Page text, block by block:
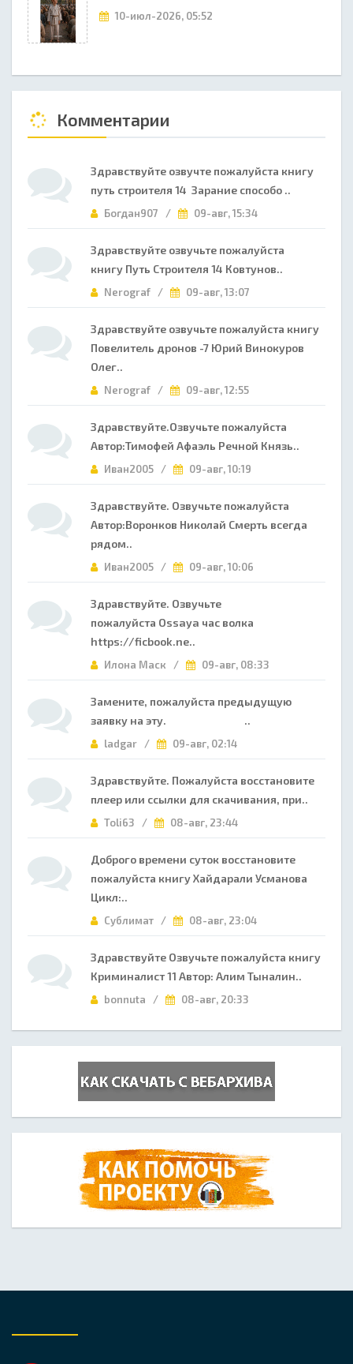
10-июл-2026, 05:52
Комментарии
Здравствуйте озвучте пожалуйста книгу
путь строителя 14 Зарание способо ..
Богдан907 / 09-авг, 15:34
Здравствуйте озвучьте пожалуйста
книгу Путь Строителя 14 Ковтунов..
Nerograf / 09-авг, 13:07
Здравствуйте озвучьте пожалуйста книгу
Повелитель дронов -7 Юрий Винокуров
Олег..
Nerograf / 09-авг, 12:55
Здравствуйте.Озвучьте пожалуйста
Автор:Тимофей Афаэль Речной Князь..
Иван2005 / 09-авг, 10:19
Здравствуйте. Озвучьте пожалуйста
Автор:Воронков Николай Смерть всегда
рядом..
Иван2005 / 09-авг, 10:06
Здравствуйте. Озвучьте
пожалуйста Ossaya час волка
https://ficbook.ne..
Илона Маск / 09-авг, 08:33
Замените, пожалуйста предыдущую
заявку на эту. ..
ladgar / 09-авг, 02:14
Здравствуйте. Пожалуйста восстановите
плеер или ссылки для скачивания, при..
Toli63 / 08-авг, 23:44
Доброго времени суток восстановите
пожалуйста книгу Хайдарали Усманова
Цикл:..
Сублимат / 08-авг, 23:04
Здравствуйте Озвучьте пожалуйста книгу
Криминалист 11 Автор: Алим Тыналин..
bonnuta / 08-авг, 20:33